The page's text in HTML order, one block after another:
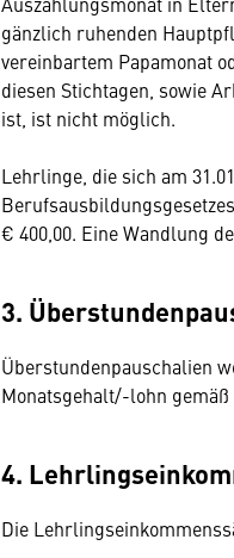
gänzlich ruhenden
vereinbartem Papamonat
diesen Stichtagen, sowie
ist, ist nicht möglich.
Lehrlinge, die sich am
€ 400,00. Eine Wandlung
3.
Überstundenpauschalien
Monatsgehalt/-lohn
4.
Die